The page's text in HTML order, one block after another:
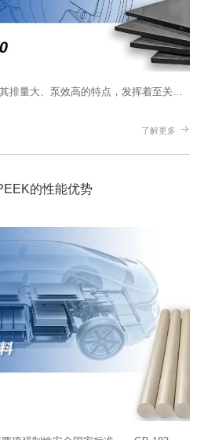
排量大、泵效高的特点，发挥着至关…
了解更多
的性能优势